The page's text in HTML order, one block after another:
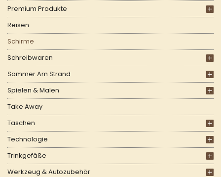
Premium Produkte
Reisen
Schirme
Schreibwaren
Sommer Am Strand
Spielen & Malen
Take Away
Taschen
Technologie
Trinkgefäße
Werkzeug & Autozubehör